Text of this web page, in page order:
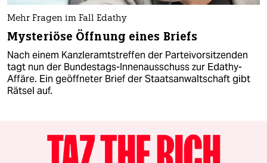
Mehr Fragen im Fall Edathy
Mysteriöse Öffnung eines Briefs
Nach einem Kanzleramtstreffen der Parteivorsitzenden
tagt nun der Bundestags-Innenausschuss zur Edathy-
Affäre. Ein geöffneter Brief der Staatsanwaltschaft gibt
Rätsel auf.